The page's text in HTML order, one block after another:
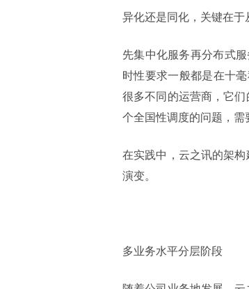
异化还是同化，关键在于
先集中化服务再分布式
时性要求一般都是在十
很多不同的运营商，它
个全国性调度的问题，需
在实践中，云之讯的架
演变。
多业务水平分层阶段